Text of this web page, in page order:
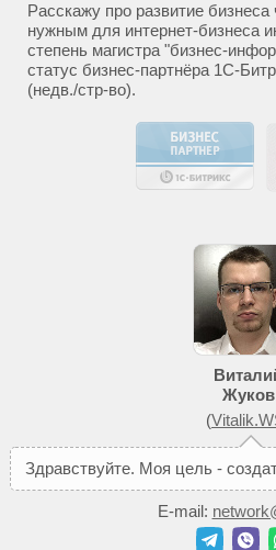
Расскажу про развитие бизнеса
нужным для интернет-бизнеса
степень магистра "бизнес-
статус бизнес-партнёра 1С-
(недв./стр-во).
Жуков
(
Здравствуйте. Моя цель - созда
E-mail: